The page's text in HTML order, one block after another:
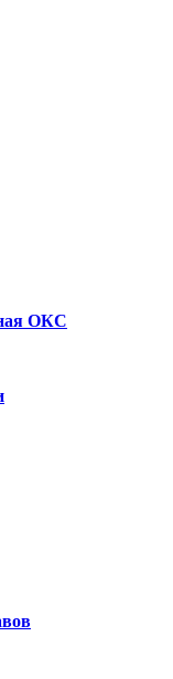
ОКС